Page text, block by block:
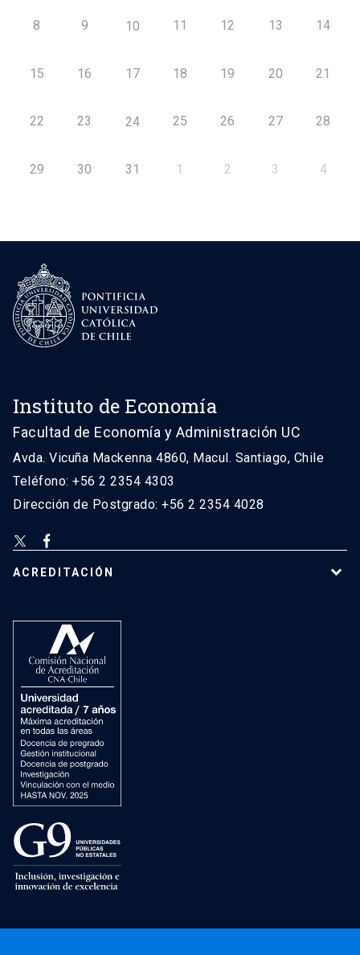
8 9 10 11 12 13 14
15 16 17 18 19 20 21
22 23 24 25 26 27 28
29 30 31 1 2 3 4
Instituto de Economía
Facultad de Economía y Administración UC
Avda. Vicuña Mackenna 4860, Macul. Santiago, Chile
Teléfono: +56 2 2354 4303
Dirección de Postgrado: +56 2 2354 4028
ACREDITACIÓN